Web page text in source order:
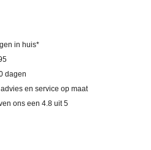
in huis*
dagen
advies en service op maat
ons een 4.8 uit 5